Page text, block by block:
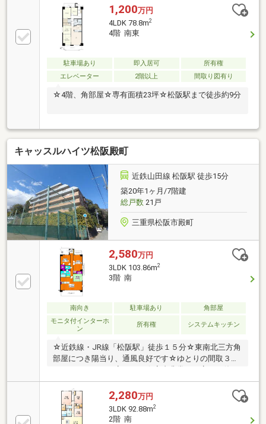
1,200万円
4LDK 78.8m2
4階 南東
駐車場あり 即入居可
所有権
エレベーター
2階以上 間取り図有り
☆4階、角部屋☆専有面積23坪☆松阪駅まで徒歩約9分
キャッスルハイツ松阪殿町
近鉄山田線 松阪駅 徒歩15分
築20年1ヶ月/7階建
総戸数21戸
三重県松阪市殿町
2,580万円
3LDK 103.86m2
3階 南
南向き 駐車場あり
角部屋
モニタ付インターホ
ン
所有権 システムキッチン
☆近鉄線・JR線「松阪駅」徒歩１５分☆東南北三方角
部屋につき陽当り、通風良好です☆ゆとりの間取３Ｌ
ＤＫ（４ＬＤＫに変更可）☆室内非常に丁寧にお使い
です☆スーパー、銀行、病院、市役所等、 周辺生活
施設充実の殿町エリア☆幸小学校まで徒歩５分
2,280万円
3LDK 92.88m2
2階 南